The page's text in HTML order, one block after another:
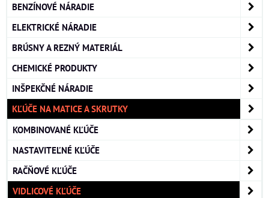
BENZÍNOVÉ NÁRADIE
ELEKTRICKÉ NÁRADIE
BRÚSNY A REZNÝ MATERIÁL
CHEMICKÉ PRODUKTY
INŠPEKČNÉ NÁRADIE
KĽÚČE NA MATICE A SKRUTKY
KOMBINOVANÉ KĽÚČE
NASTAVITEĽNÉ KĽÚČE
RAČŇOVÉ KĽÚČE
VIDLICOVÉ KĽÚČE